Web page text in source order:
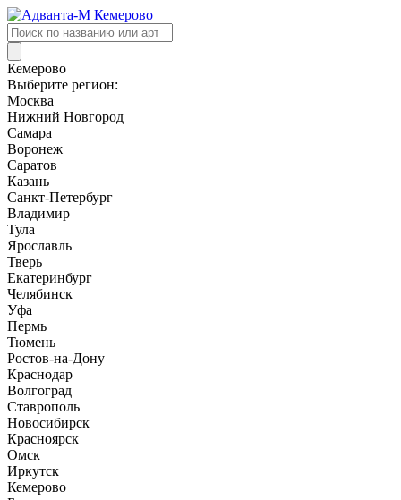
Поиск
товаров
Кемерово
Выберите регион:
Москва
Нижний Новгород
Самара
Воронеж
Саратов
Казань
Санкт-Петербург
Владимир
Тула
Ярославль
Тверь
Екатеринбург
Челябинск
Уфа
Пермь
Тюмень
Ростов-на-Дону
Краснодар
Волгоград
Ставрополь
Новосибирск
Красноярск
Омск
Иркутск
Кемерово